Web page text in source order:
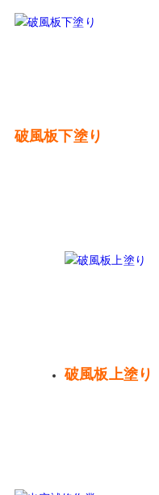
破風板下塗り
破風板上塗り